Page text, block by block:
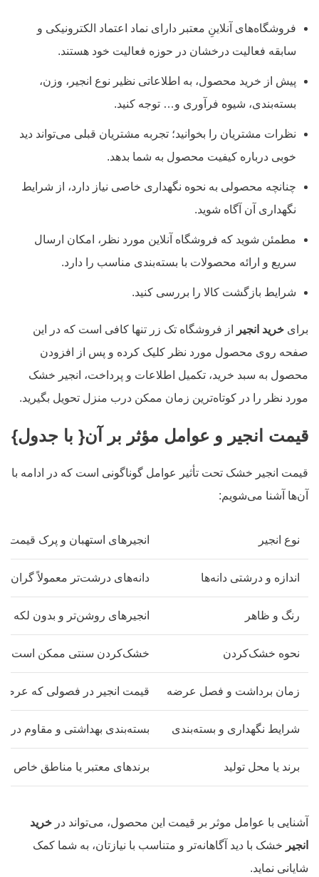
فروشگاه‌های آنلاینِ معتبر دارای نماد اعتماد الکترونیکی و
سابقه فعالیت درخشان در حوزه فعالیت خود هستند.
پیش از خرید محصول، به اطلاعاتی نظیر نوع انجیر، وزن،
بسته‌بندی، شیوه فرآوری و… توجه کنید.
نظرات مشتریان را بخوانید؛ تجربه مشتریان قبلی می‌تواند دید
خوبی درباره کیفیت محصول به شما بدهد.
چنانچه محصولی به نحوه نگهداری خاصی نیاز دارد، از شرایط
نگهداری آن آگاه شوید.
مطمئن شوید که فروشگاه آنلاین مورد نظر، امکان ارسال
سریع و ارائه محصولات با بسته‌بندی مناسب را دارد.
شرایط بازگشت کالا را بررسی کنید.
برای خرید انجیر
از فروشگاه تک زر تنها کافی است که در این
صفحه روی محصول مورد نظر کلیک کرده و پس از افزودن
محصول به سبد خرید، تکمیل اطلاعات و پرداخت، انجیر خشک
مورد نظر را در کوتاه‌ترین زمان ممکن درب منزل تحویل بگیرید.
قیمت انجیر و عوامل مؤثر بر آن{ با جدول}
قیمت انجیر خشک تحت تأثیر عوامل گوناگونی است که در ادامه با
آن‌ها آشنا می‌شویم:
نوع انجیر انجیرهای استهبان و پرک قیمت
اندازه و درشتی دانه‌ها دانه‌های درشت‌تر معمولاً
رنگ و ظاهر انجیرهای روشن‌تر و بدون لکه
نحوه خشک‌کردن خشک‌کردن سنتی ممکن است
زمان برداشت و فصل عرضه قیمت انجیر در فصولی که
شرایط نگهداری و بسته‌بندی بسته‌بندی بهداشتی و مقاوم در
برند یا محل تولید برندهای معتبر یا مناطق خاص
آشنایی با عوامل موثر بر قیمت این محصول، می‌تواند در خرید
انجیر خشک با دید آگاهانه‌تر و متناسب با نیازتان، به شما کمک
شایانی نماید.